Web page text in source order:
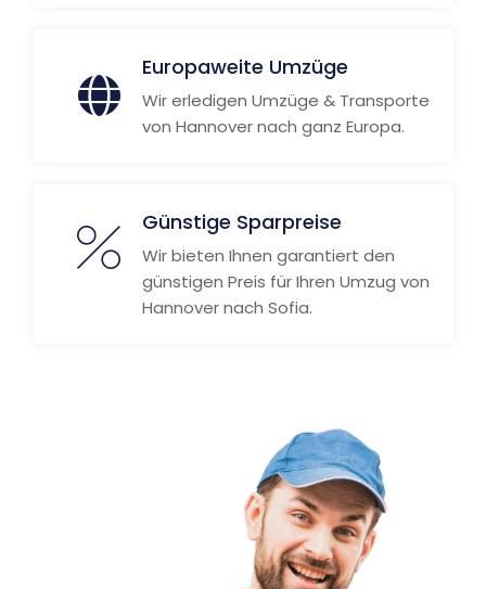
Europaweite Umzüge
Wir erledigen Umzüge & Transporte
von Hannover nach ganz Europa.
Günstige Sparpreise
Wir bieten Ihnen garantiert den
günstigen Preis für Ihren Umzug von
Hannover nach Sofia.